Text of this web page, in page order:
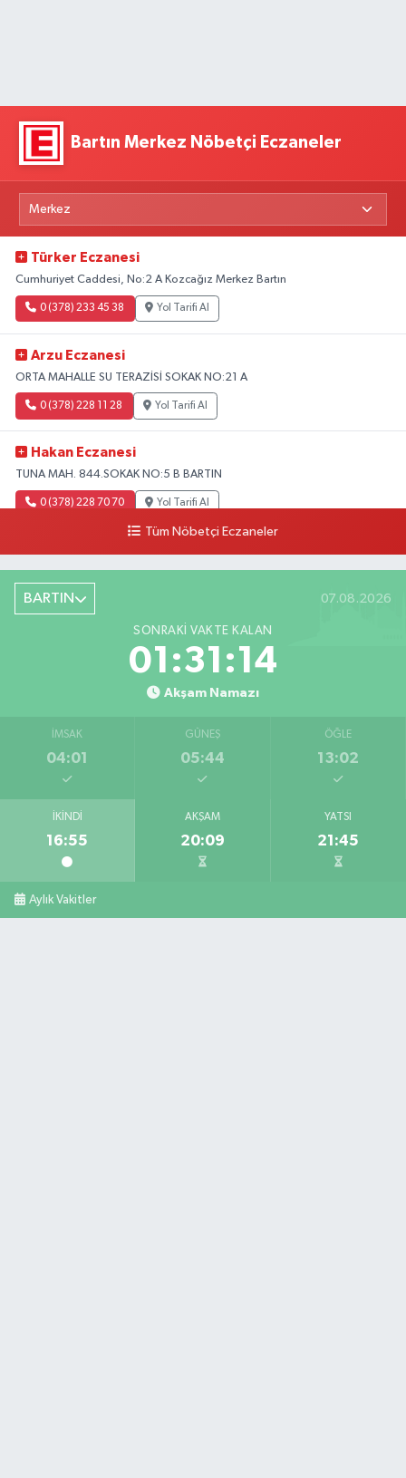
Bartın Merkez Nöbetçi Eczaneler
Türker Eczanesi
Cumhuriyet Caddesi, No:2 A Kozcağız Merkez Bartın
0 (378) 233 45 38 Yol Tarifi Al
Arzu Eczanesi
ORTA MAHALLE SU TERAZİSİ SOKAK NO:21 A
0 (378) 228 11 28 Yol Tarifi Al
Hakan Eczanesi
TUNA MAH. 844.SOKAK NO:5 B BARTIN
0 (378) 228 70 70 Yol Tarifi Al
Tüm Nöbetçi Eczaneler
BARTIN 07.08.2026
SONRAKI VAKTE KALAN
01:31:13
Akşam Namazı
İMSAK
04:01
GÜNEŞ
05:44
ÖĞLE
13:02
İKINDI
16:55
AKŞAM
20:09
YATSI
21:45
Aylık Vakitler